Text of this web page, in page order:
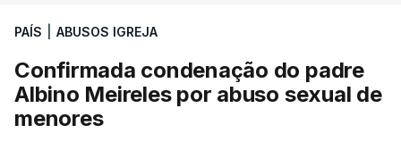
PAÍS ABUSOS IGREJA
Confirmada condenação do padre
Albino Meireles por abuso sexual de
menores